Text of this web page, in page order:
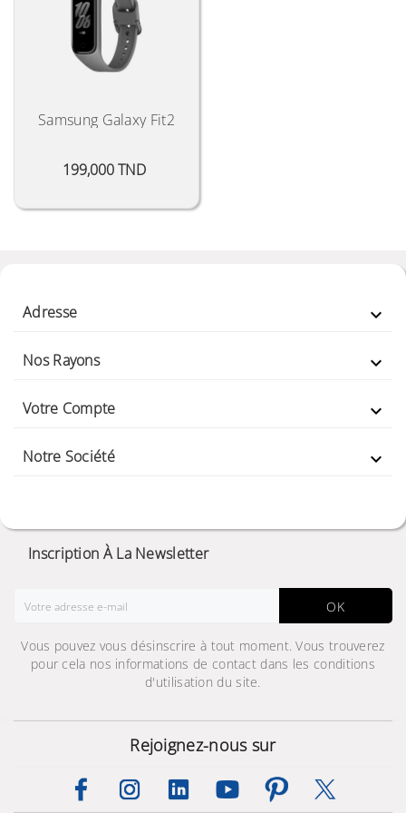
Samsung Galaxy Fit2
199,000 TND
Adresse 
Nos Rayons 
Votre Compte 
Notre Société 
Inscription À La Newsletter
OK
Vous pouvez vous désinscrire à tout moment. Vous trouverez
pour cela nos informations de contact dans les conditions
d'utilisation du site.
Rejoignez-nous sur